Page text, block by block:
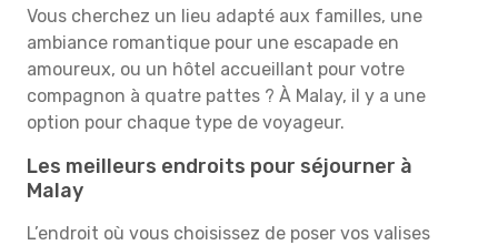
Vous cherchez un lieu adapté aux familles, une
ambiance romantique pour une escapade en
amoureux, ou un hôtel accueillant pour votre
compagnon à quatre pattes ? À Malay, il y a une
option pour chaque type de voyageur.
Les meilleurs endroits pour séjourner à
Malay
L’endroit où vous choisissez de poser vos valises